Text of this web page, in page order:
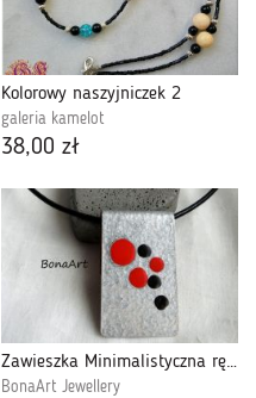
Kolorowy naszyjniczek 2
galeria kamelot
38,00 zł
Zawieszka Minimalistyczna ręcznie malowana
BonaArt Jewellery